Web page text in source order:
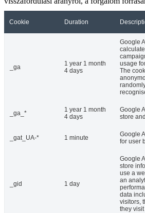
Cookie Duration
_ga
1 year 1 month
4 days
Google
usage
The
_ga_*
1 year 1 month
4 days
Google
store
_gat_UA-* 1 minute
Google
for user
_gid 1 day
Google
store
use a
an
data
visitors,
they